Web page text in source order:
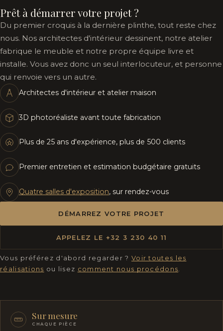
Prêt à démarrer votre projet ?
Du premier croquis à la dernière plinthe, tout reste chez
nous. Nos architectes d'intérieur dessinent, notre atelier
fabrique le meuble et notre propre équipe livre et
installe. Vous avez donc un seul interlocuteur, et personne
qui renvoie vers un autre.
Architectes d'intérieur et atelier maison
3D photoréaliste avant toute fabrication
Plus de 25 ans d'expérience, plus de 500 clients
Premier entretien et estimation budgétaire gratuits
Quatre salles d'exposition, sur rendez-vous
DÉMARREZ VOTRE PROJET
APPELEZ LE +32 3 230 40 11
Vous préférez d'abord regarder ? Voir toutes les
réalisations ou lisez comment nous procédons.
Sur mesure
CHAQUE PIÈCE